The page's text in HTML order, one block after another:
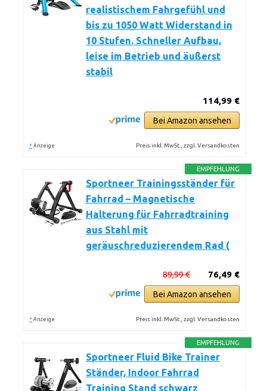
realistischem Fahrgefühl und
bis zu 1050 Watt Widerstand in
10 Stufen. Schneller Aufbau,
leise im Betrieb und äußerst
stabil
114,99 €
Bei Amazon ansehen
* Anzeige Preis inkl. MwSt., zzgl. Versandkosten
EMPFEHLUNG
Sportneer Trainingsständer für
Fahrrad – Magnetische
Halterung für Fahrradtraining
aus Stahl mit
geräuschreduzierendem Rad (
76,49 €
89,99 €
Bei Amazon ansehen
* Anzeige Preis inkl. MwSt., zzgl. Versandkosten
EMPFEHLUNG
Sportneer Fluid Bike Trainer
Ständer, Indoor Fahrrad
Training Stand schwarz